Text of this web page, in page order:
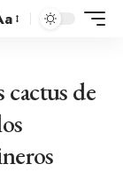
cactus de